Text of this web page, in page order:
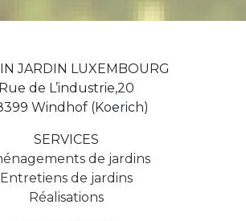
JARDIN LUXEMBOURG
Rue de L’industrie,20
Windhof (Koerich)
SERVICES
de jardins
Entretiens de jardins
Réalisations